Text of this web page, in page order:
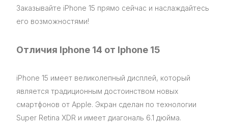
Заказывайте iPhone 15 прямо сейчас и наслаждайтесь
его возможностями!
Отличия Iphone 14 от Iphone 15
iPhone 15 имеет великолепный дисплей, который
является традиционным достоинством новых
смартфонов от Apple. Экран сделан по технологии
Super Retina XDR и имеет диагональ 6.1 дюйма.